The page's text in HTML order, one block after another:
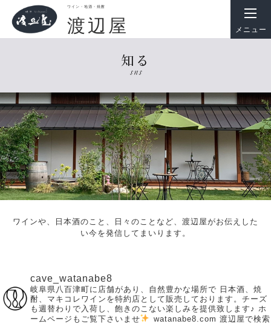
メニュー
ワイン・地酒・焼酎
渡辺屋
ワインや、日本酒のこと、日々のことなど、渡辺屋がお伝えした
い今を発信してまいります。
cave_watanabe8
岐阜県八百津町に店舗があり、自然豊かな場所で 日本酒、焼
酎、マキコレワインを特約店として販売しております。チーズ
も週替わりで入荷し、飽きのこない楽しみを提供致します♪ ホ
ームページもご覧下さいませ
watanabe8.com 渡辺屋で検索